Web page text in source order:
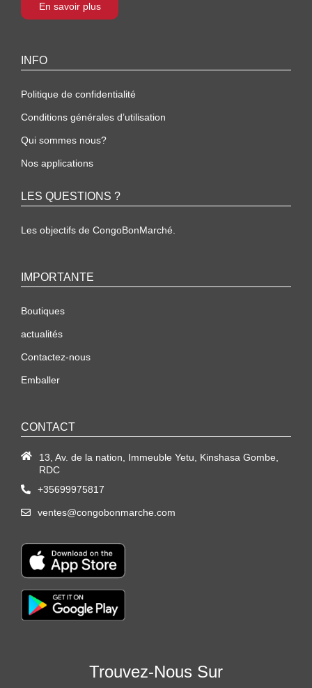
En savoir plus
INFO
Politique de confidentialité
Conditions générales d’utilisation
Qui sommes nous?
Nos applications
LES QUESTIONS ?
Les objectifs de CongoBonMarché.
IMPORTANTE
Boutiques
actualités
Contactez-nous
Emballer
CONTACT
13, Av. de la nation, Immeuble Yetu, Kinshasa Gombe,
RDC
+35699975817
ventes@congobonmarche.com
Trouvez-Nous Sur